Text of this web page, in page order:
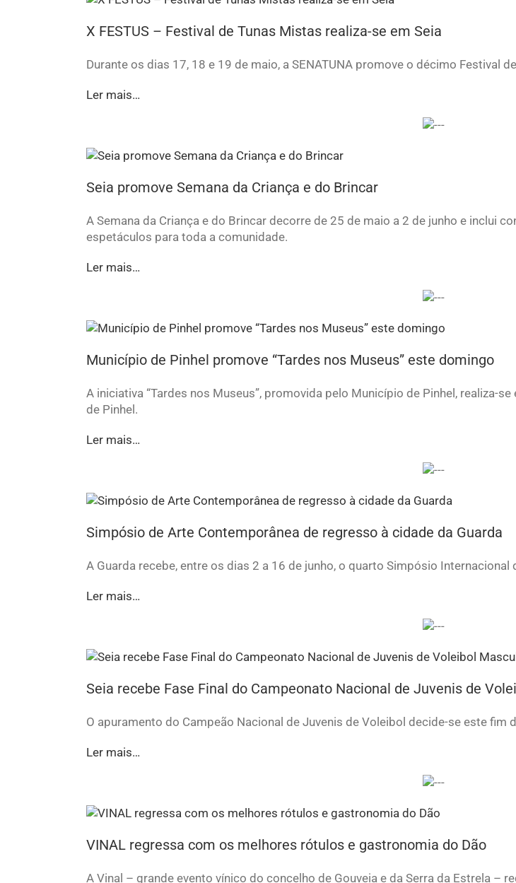
X FESTUS – Festival de Tunas Mistas realiza-se em Seia
Durante os dias 17, 18 e 19 de maio, a SENATUNA promove o décimo Festival
Ler mais…
Seia promove Semana da Criança e do Brincar
A Semana da Criança e do Brincar decorre de 25 de maio a 2 de junho e inclui
espetáculos para toda a comunidade.
Ler mais…
Município de Pinhel promove “Tardes nos Museus” este domingo
A iniciativa “Tardes nos Museus”, promovida pelo Município de Pinhel, realiza-
de Pinhel.
Ler mais…
Simpósio de Arte Contemporânea de regresso à cidade da Guarda
A Guarda recebe, entre os dias 2 a 16 de junho, o quarto Simpósio Internacional
Ler mais…
Seia recebe Fase Final do Campeonato Nacional de Juvenis de
O apuramento do Campeão Nacional de Juvenis de Voleibol decide-se este fim
Ler mais…
VINAL regressa com os melhores rótulos e gastronomia do Dão
A Vinal – grande evento vínico do concelho de Gouveia e da Serra da Estrela –